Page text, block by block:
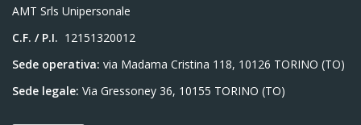
AMT Srls Unipersonale
C.F. / P.I. 12151320012
Sede operativa: via Madama Cristina 118, 10126 TORINO (TO)
Sede legale: Via Gressoney 36, 10155 TORINO (TO)